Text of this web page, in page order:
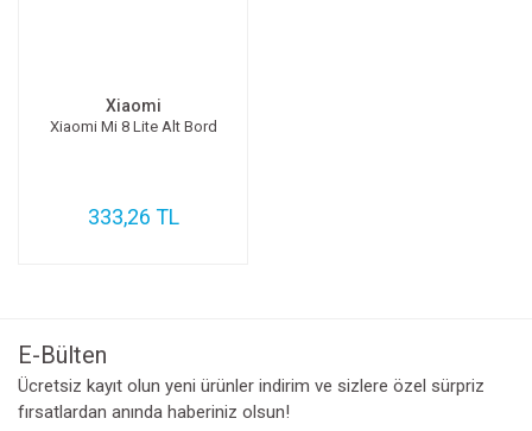
Xiaomi
Xiaomi Mi 8 Lite Alt Bord
333,26 TL
E-Bülten
Ücretsiz kayıt olun yeni ürünler indirim ve sizlere özel sürpriz
fırsatlardan anında haberiniz olsun!